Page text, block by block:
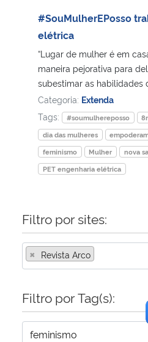
Ministério da Mulher, da Família e dos
Secretaria de Governo
Gabinete de Segurança Institucional
Advocacia-Geral da União
Banco Central do Brasil
#SouMulherEPosso
elétrica
“Lugar de mulher é em
maneira pejorativa para
subestimar as habilidades
Categoria: Extenda
Tags:
#soumulhereposso
dia das mulheres
feminismo
Mulher
nova
PET engenharia elétrica
Filtro por sites:
× Revista Arco
Filtro por Tag(s):